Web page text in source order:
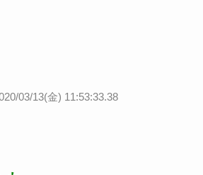
03/13(金) 11:53:33.38